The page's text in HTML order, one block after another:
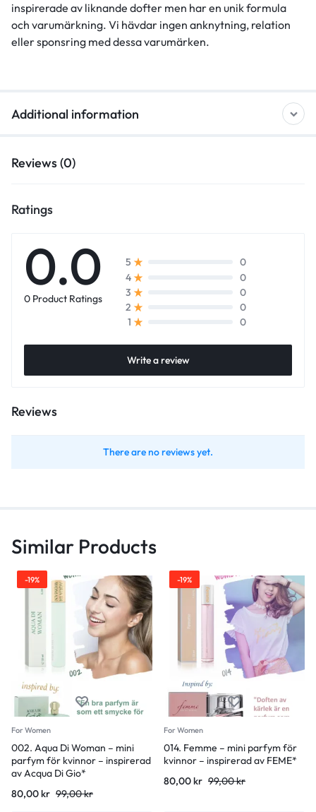
Additional information
inspirerade av liknande dofter men har en unik formula
och varumärkning. Vi hävdar ingen anknytning, relation
eller sponsring med dessa varumärken.
Reviews (0)
Ratings
0.0
0 Product Ratings
5
0
4
0
3
0
2
0
1
0
Write a review
Reviews
There are no reviews yet.
Similar Products
-19%
For Women
002. Aqua Di Woman – mini
parfym för kvinnor – inspirerad
av Acqua Di Gio*
80,00kr 99,00kr
-19%
For Women
014. Femme – mini parfym för
kvinnor – inspirerad av FEME*
80,00kr 99,00kr